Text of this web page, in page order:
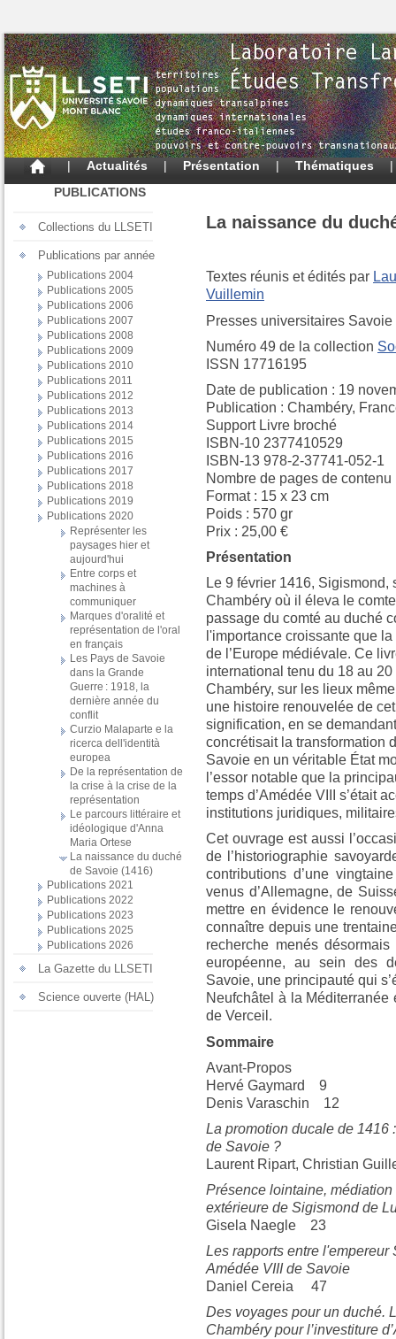
| Actualités | Présentation | Thématiques
PUBLICATIONS
Collections du LLSETI
Publications par année
Publications 2004
Publications 2005
Publications 2006
Publications 2007
Publications 2008
Publications 2009
Publications 2010
Publications 2011
Publications 2012
Publications 2013
Publications 2014
Publications 2015
Publications 2016
Publications 2017
Publications 2018
Publications 2019
Publications 2020
Représenter les
paysages hier et
aujourd'hui
Entre corps et
machines à
communiquer
Marques d'oralité et
représentation de l'oral
en français
Les Pays de Savoie
dans la Grande
Guerre : 1918, la
dernière année du
conflit
Curzio Malaparte e la
ricerca dell'identità
europea
De la représentation de
la crise à la crise de la
représentation
Le parcours littéraire et
idéologique d'Anna
Maria Ortese
La naissance du duché
de Savoie (1416)
Publications 2021
Publications 2022
Publications 2023
Publications 2025
Publications 2026
La Gazette du LLSETI
Science ouverte (HAL)
La naissance du
Textes réunis et édités par
Vuillemin
Presses universitaires
Numéro 49 de la collection
ISSN 17716195
Date de publication : 19
Publication : Chambéry,
Support Livre broché
ISBN-10 2377410529
ISBN-13 978-2-37741-052-1
Nombre de pages de
Format : 15 x 23 cm
Poids : 570 gr
Prix : 25,00 €
Présentation
Le 9 février 1416,
Chambéry où il éleva le
passage du comté au duché
l'importance croissante que
de l’Europe médiévale. Ce
international tenu du 18 au
Chambéry, sur les lieux
une histoire renouvelée de
signification, en se
concrétisait la transformation
Savoie en un véritable État
l’essor notable que la
temps d’Amédée VIII s’était
institutions juridiques,
Cet ouvrage est aussi
de l’historiographie
contributions d’une
venus d’Allemagne, de
mettre en évidence le
connaître depuis une
recherche menés
européenne, au sein des
Savoie, une principauté qui
Neufchâtel à la
de Verceil.
Sommaire
Avant-Propos
Hervé Gaymard 9
Denis Varaschin 12
La promotion ducale de 1416
de Savoie ?
Laurent Ripart, Christian
Présence lointaine,
extérieure de Sigismond de
Gisela Naegle 23
Les rapports entre
Amédée VIII de Savoie
Daniel Cereia 47
Des voyages pour un duché.
Chambéry pour l’investiture